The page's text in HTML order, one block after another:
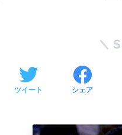
ツイート シェア